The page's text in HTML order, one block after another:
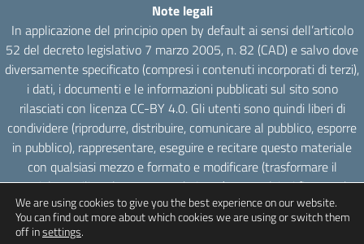
Note legali
In applicazione del principio open by default ai sensi dell’articolo
52 del decreto legislativo 7 marzo 2005, n. 82 (CAD) e salvo dove
diversamente specificato (compresi i contenuti incorporati di terzi),
i dati, i documenti e le informazioni pubblicati sul sito sono
rilasciati con licenza CC-BY 4.0. Gli utenti sono quindi liberi di
condividere (riprodurre, distribuire, comunicare al pubblico, esporre
in pubblico), rappresentare, eseguire e recitare questo materiale
con qualsiasi mezzo e formato e modificare (trasformare il
materiale e utilizzarlo per opere derivate) per qualsiasi fine, anche
commerciale con il solo onere di attribuzione, senza apporre
restrizioni aggiuntive.
We are using cookies to give you the best experience on our website.
You can find out more about which cookies we are using or switch them
off insettings.